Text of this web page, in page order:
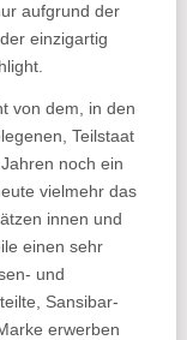
aufgrund der
einzigartig
von dem, in den
Teilstaat
noch ein
vielmehr das
innen und
einen sehr
und
Sansibar-
erwerben